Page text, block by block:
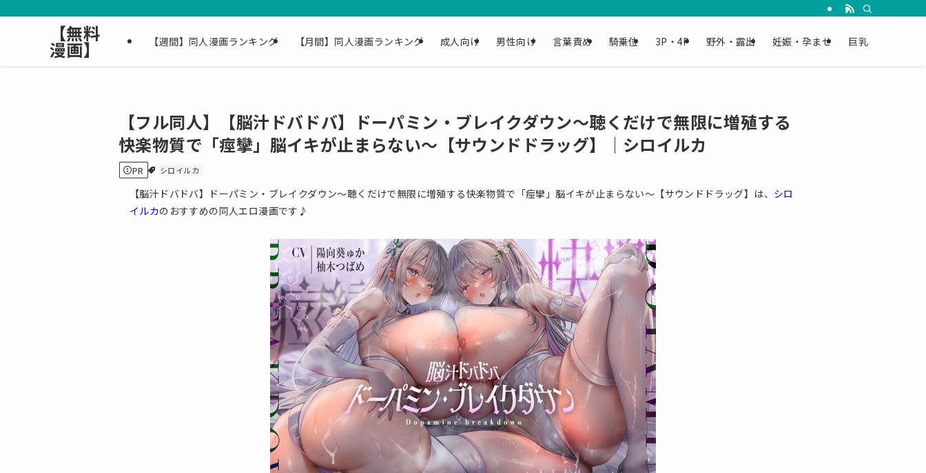
【無料
漫画】 【週間】同人漫画ランキング 【月間】同人漫画ランキング 成人向け 男性向け 言葉責め 騎乗位 3P・4P 野外・露出 妊娠・孕ませ 巨乳
【フル同人】【脳汁ドバドバ】ドーパミン・ブレイクダウン〜聴くだけで無限に増殖する
快楽物質で「痙攣」脳イキが止まらない〜【サウンドドラッグ】│シロイルカ
PR シロイルカ
【脳汁ドバドバ】ドーパミン・ブレイクダウン〜聴くだけで無限に増殖する快楽物質で「痙攣」脳イキが止まらない〜【サウンドドラッグ】は、 シロ
イルカのおすすめの同人エロ漫画です♪